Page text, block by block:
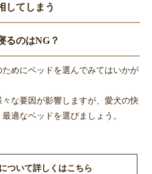
た時のための洗いやすさに気をつ
性格や好みもあるので、どうして
もよいでしょう。
です。
のものに変える、散歩などでたく
散させるといった方法を試してみ
してしまう
ないので、トイレはいつも清潔に
は、ベッドやマットを洗える素材
な場合はペット用シーツを下に敷
ど洗いやすい布を置いて対応しまし
るのはNG？
めにベッドを選んでみてはいかが
な要因が影響しますが、愛犬の快
適なベッドを選びましょう。
ついて詳しくはこちら